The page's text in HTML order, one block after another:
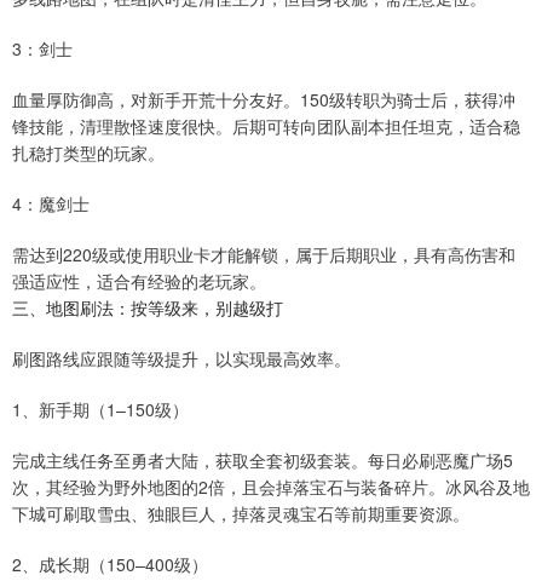
3：剑士
血量厚防御高，对新手开荒十分友好。150级转职为骑士后，获得冲
锋技能，清理散怪速度很快。后期可转向团队副本担任坦克，适合稳
扎稳打类型的玩家。
4：魔剑士
需达到220级或使用职业卡才能解锁，属于后期职业，具有高伤害和
强适应性，适合有经验的老玩家。
三、地图刷法：按等级来，别越级打
刷图路线应跟随等级提升，以实现最高效率。
1、新手期（1–150级）
完成主线任务至勇者大陆，获取全套初级套装。每日必刷恶魔广场5
次，其经验为野外地图的2倍，且会掉落宝石与装备碎片。冰风谷及地
下城可刷取雪虫、独眼巨人，掉落灵魂宝石等前期重要资源。
2、成长期（150–400级）